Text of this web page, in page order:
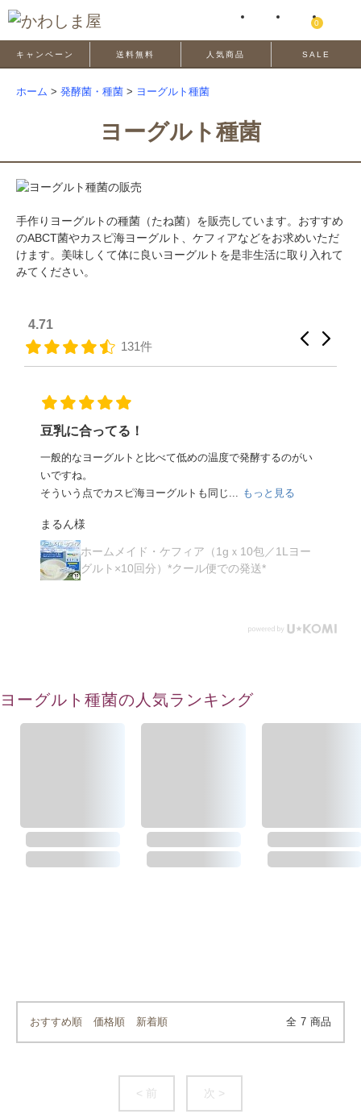
0
キャンペーン 送料無料 人気商品 SALE
ホーム > 発酵菌・種菌 > ヨーグルト種菌
ヨーグルト種菌
手作りヨーグルトの種菌（たね菌）を販売しています。おすすめ
のABCT菌やカスピ海ヨーグルト、ケフィアなどをお求めいただ
けます。美味しくて体に良いヨーグルトを是非生活に取り入れて
みてください。
4.71
131件
1リットルに一袋入れて電子ジャーのそばに置いておくと、
と見る
3733様
ホームメイド・ケフィア（1gｘ10包／1Lヨー
ヨーグルト種菌の人気ランキング
おすすめ順 価格順 新着順 全 7 商品
< 前 次 >